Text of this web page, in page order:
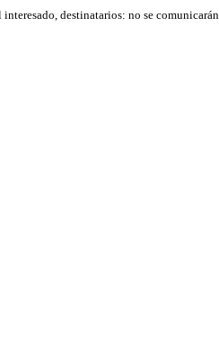
destinatarios: no se